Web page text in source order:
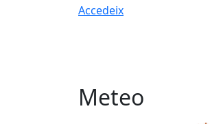
Accedeix
Meteo